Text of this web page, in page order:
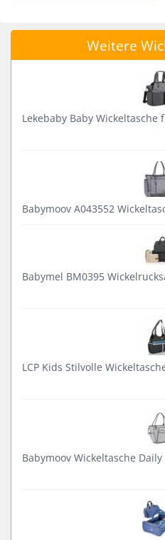
Weitere
Lekebaby Baby Wickeltasche
Babymoov A043552
Babymel BM0395
LCP Kids Stilvolle
Babymoov Wickeltasche Daily